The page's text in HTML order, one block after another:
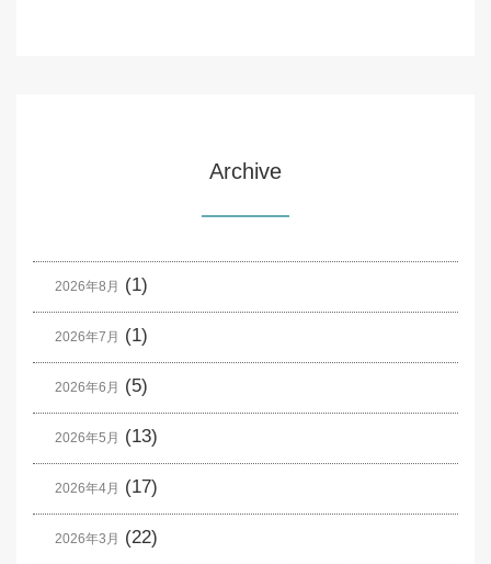
Archive
2026年8月 (1)
2026年7月 (1)
2026年6月 (5)
2026年5月 (13)
2026年4月 (17)
2026年3月 (22)